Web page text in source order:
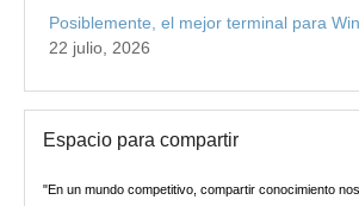
Posiblemente, el mejor terminal para
22 julio, 2026
Espacio para compartir
"En un mundo competitivo, compartir conocimiento